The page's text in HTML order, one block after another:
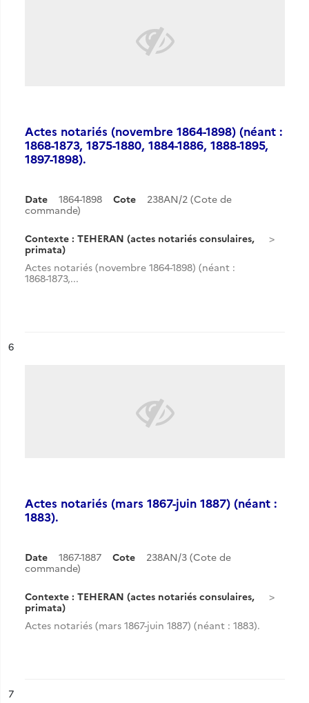
Actes notariés (novembre 1864-1898) (néant :
1868-1873, 1875-1880, 1884-1886, 1888-1895,
1897-1898).
Date 1864-1898 Cote
238AN/2 (Cote de
commande)
Contexte : TEHERAN (actes notariés consulaires,
primata)
Actes notariés (novembre 1864-1898) (néant :
1868-1873,...
n°
6
Actes notariés (mars 1867-juin 1887) (néant :
1883).
Date 1867-1887 Cote
238AN/3 (Cote de
commande)
Contexte : TEHERAN (actes notariés consulaires,
primata)
Actes notariés (mars 1867-juin 1887) (néant : 1883).
n°
7